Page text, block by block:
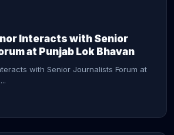
Interacts with Senior
at Punjab Lok Bhavan
with Senior Journalists Forum at